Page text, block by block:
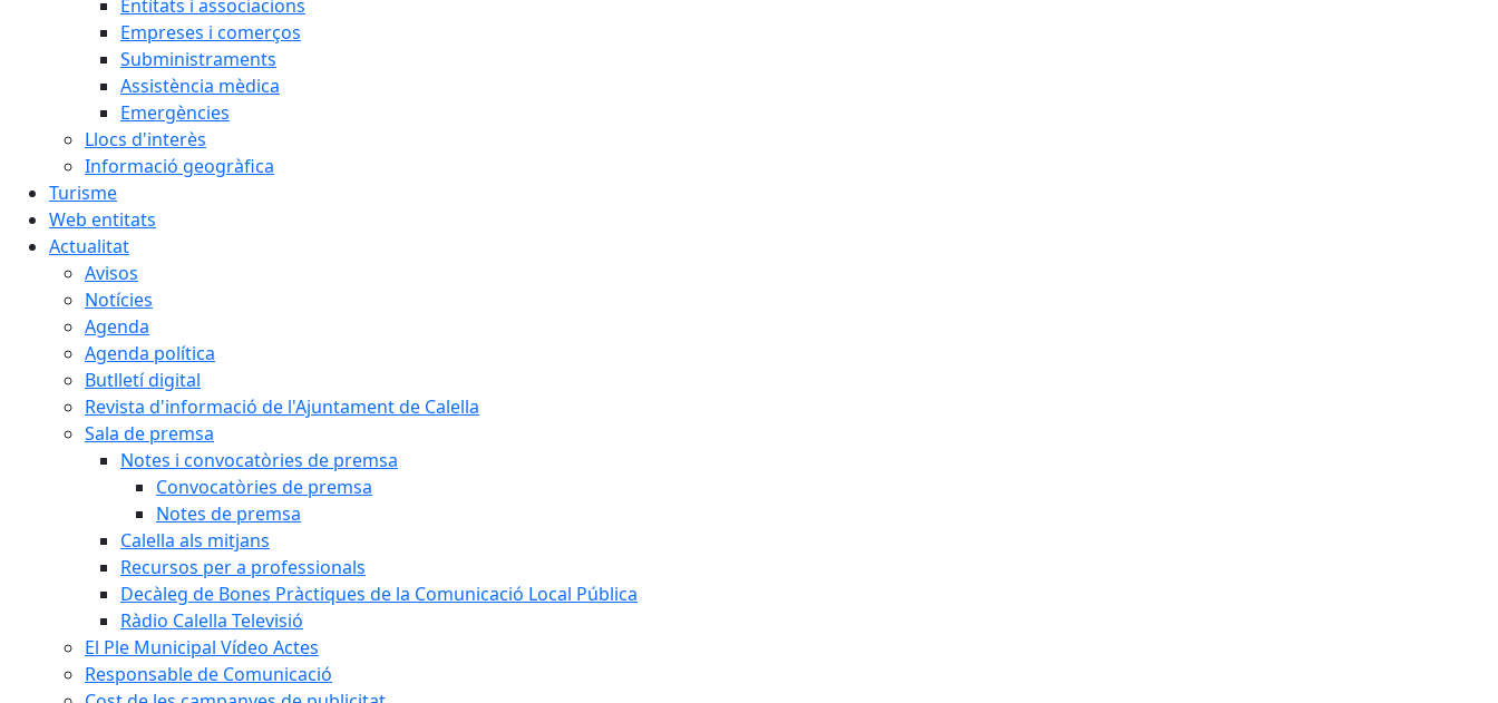
Entitats i associacions
Empreses i comerços
Subministraments
Assistència mèdica
Emergències
Llocs d'interès
Informació geogràfica
Turisme
Web entitats
Actualitat
Avisos
Notícies
Agenda
Agenda política
Butlletí digital
Revista d'informació de l'Ajuntament de Calella
Sala de premsa
Notes i convocatòries de premsa
Convocatòries de premsa
Notes de premsa
Calella als mitjans
Recursos per a professionals
Decàleg de Bones Pràctiques de la Comunicació Local Pública
Ràdio Calella Televisió
El Ple Municipal Vídeo Actes
Responsable de Comunicació